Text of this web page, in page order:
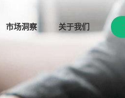
市场洞察 关于我们